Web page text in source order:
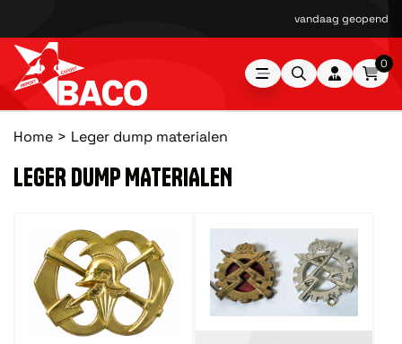
Kromhoutstraat 36-38 1976 BM
0
Home Leger dump materialen
LEGER DUMP MATERIALEN